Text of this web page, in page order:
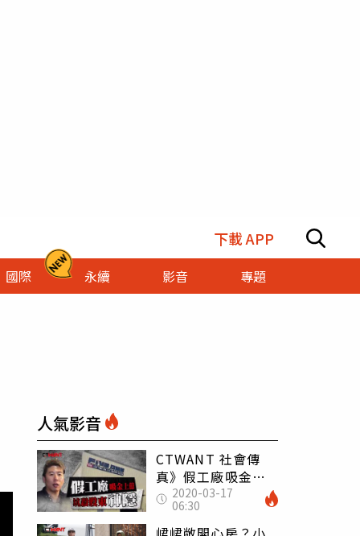
下載 APP
國際 永續 影音 專題
人氣影音
CTWANT 社會傳
真》假工廠吸金上
億 機車改裝界龍頭
坑殺股東即神隱
2020-03-17
06:30